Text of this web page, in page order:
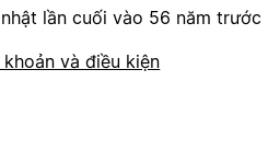
lần cuối vào 56 năm trước
và điều kiện